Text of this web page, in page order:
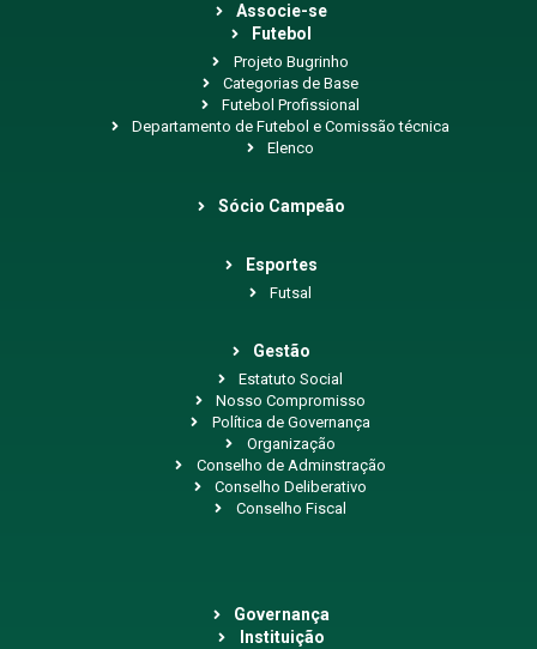
Associe-se
Futebol
Projeto Bugrinho
Categorias de Base
Futebol Profissional
Departamento de Futebol e Comissão técnica
Elenco
Sócio Campeão
Esportes
Futsal
Gestão
Estatuto Social
Nosso Compromisso
Política de Governança
Organização
Conselho de Adminstração
Conselho Deliberativo
Conselho Fiscal
Governança
Instituição